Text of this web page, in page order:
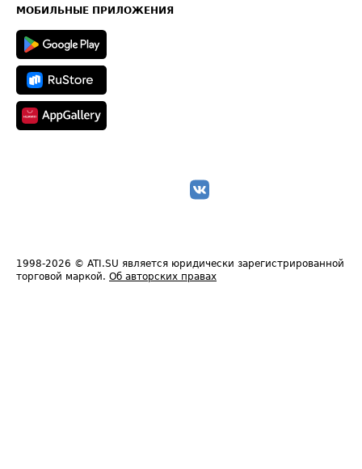
Техническая информация
МОБИЛЬНЫЕ ПРИЛОЖЕНИЯ
1998-2026 © ATI.SU является юридически зарегистрированной
торговой маркой. Об авторских правах